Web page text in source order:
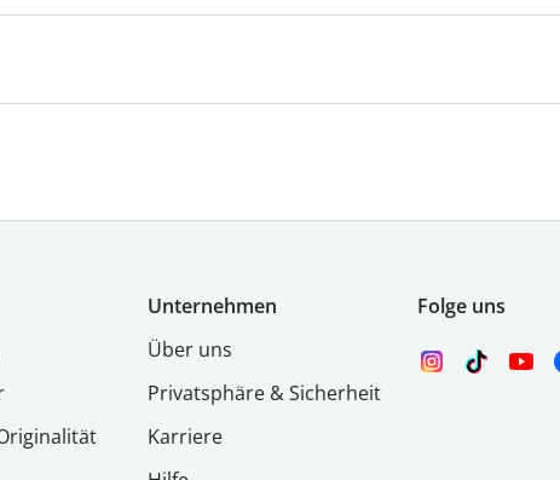
Unternehmen
Über uns
Privatsphäre & Sicherheit
Karriere
Folge uns